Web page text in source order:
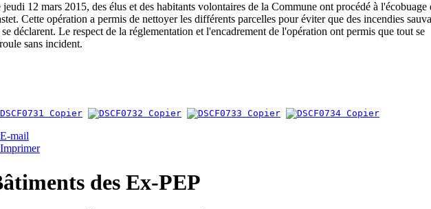
jeudi 12 mars 2015, des élus et des habitants volontaires de la Commune ont procédé à l'écobuage
Cette opération a permis de nettoyer les différents parcelles pour éviter que des incendies
se déclarent. Le respect de la réglementation et l'encadrement de l'opération ont permis que tout se
sans incident.
des Ex-PEP